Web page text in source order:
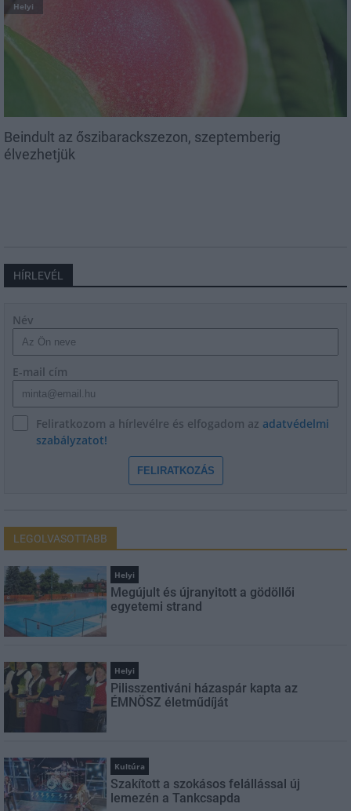
Helyi
Beindult az őszibarackszezon, szeptemberig
élvezhetjük
HÍRLEVÉL
Név
E-mail cím
Feliratkozom a hírlevélre és elfogadom az adatvédelmi
szabályzatot!
FELIRATKOZÁS
LEGOLVASOTTABB
Helyi
Megújult és újranyitott a gödöllői
egyetemi strand
Helyi
Pilisszentiváni házaspár kapta az
ÉMNÖSZ életműdíját
Kultúra
Szakított a szokásos felállással új
lemezén a Tankcsapda